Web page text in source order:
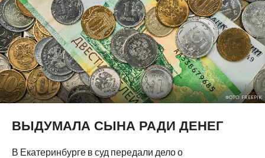
ФОТО: FREEPIK
ВЫДУМАЛА СЫНА РАДИ ДЕНЕГ
В Екатеринбурге в суд передали дело о